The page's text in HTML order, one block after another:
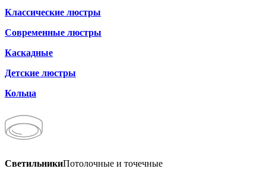
Классические люстры
Современные люстры
Каскадные
Детские люстры
Кольца
СветильникиПотолочные и точечные